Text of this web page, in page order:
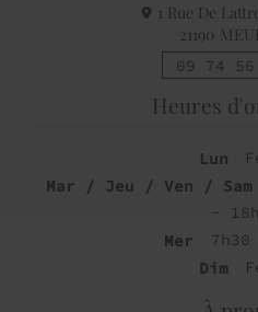
1 Rue De
21190
09 74
Heures
Lun
Mar / Jeu / Ven / Sam
-
Mer
Dim